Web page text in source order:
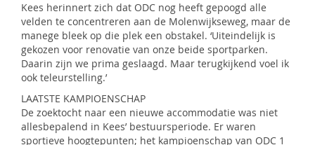
Kees herinnert zich dat ODC nog heeft gepoogd alle
velden te concentreren aan de Molenwijkseweg, maar de
manege bleek op die plek een obstakel. ‘Uiteindelijk is
gekozen voor renovatie van onze beide sportparken.
Daarin zijn we prima geslaagd. Maar terugkijkend voel ik
ook teleurstelling.’
LAATSTE KAMPIOENSCHAP
De zoektocht naar een nieuwe accommodatie was niet
allesbepalend in Kees’ bestuursperiode. Er waren
sportieve hoogtepunten; het kampioenschap van ODC 1